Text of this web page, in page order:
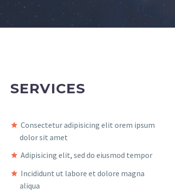
SERVICES
Consectetur adipisicing elit orem ipsum
dolor sit amet
Adipisicing elit, sed do eiusmod tempor
Incididunt ut labore et dolore magna
aliqua